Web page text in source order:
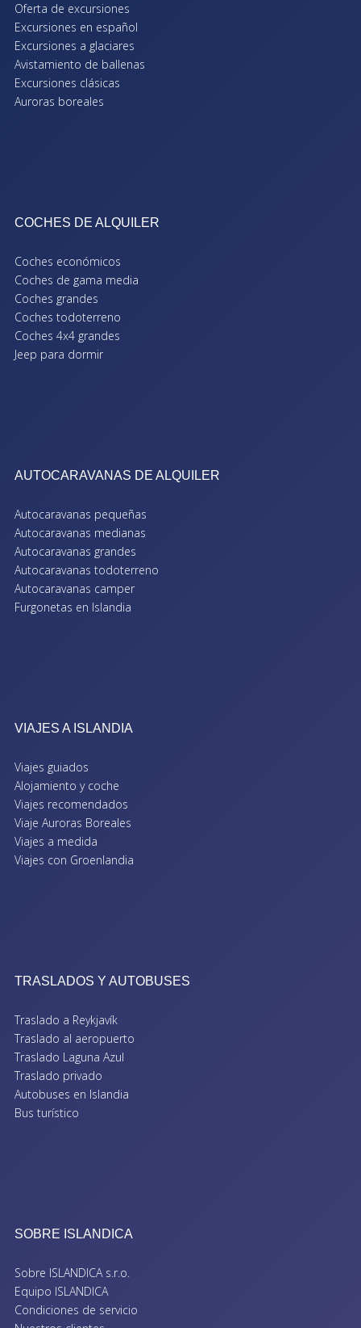
Oferta de excursiones
Excursiones en español
Excursiones a glaciares
Avistamiento de ballenas
Excursiones clásicas
Auroras boreales
COCHES DE ALQUILER
Coches económicos
Coches de gama media
Coches grandes
Coches todoterreno
Coches 4x4 grandes
Jeep para dormir
AUTOCARAVANAS DE ALQUILER
Autocaravanas pequeñas
Autocaravanas medianas
Autocaravanas grandes
Autocaravanas todoterreno
Autocaravanas camper
Furgonetas en Islandia
VIAJES A ISLANDIA
Viajes guiados
Alojamiento y coche
Viajes recomendados
Viaje Auroras Boreales
Viajes a medida
Viajes con Groenlandia
TRASLADOS Y AUTOBUSES
Traslado a Reykjavík
Traslado al aeropuerto
Traslado Laguna Azul
Traslado privado
Autobuses en Islandia
Bus turístico
SOBRE ISLANDICA
Sobre ISLANDICA s.r.o.
Equipo ISLANDICA
Condiciones de servicio